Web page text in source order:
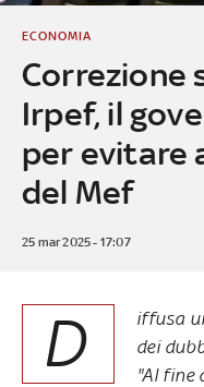
Correzione
Irpef, il
per evitare
del Mef
ECONOMIA
25 mar 2025 - 17:07
D
iffusa
dei
"Al fine